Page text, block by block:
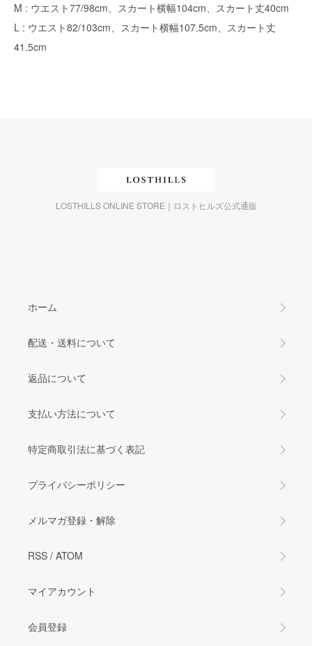
M : ウエスト77/98cm、スカート横幅104cm、スカート丈40cm
L : ウエスト82/103cm、スカート横幅107.5cm、スカート丈
41.5cm
LOSTHILLS ONLINE STORE｜ロストヒルズ公式通販
ホーム
配送・送料について
返品について
支払い方法について
特定商取引法に基づく表記
プライバシーポリシー
メルマガ登録・解除
RSS / ATOM
マイアカウント
会員登録